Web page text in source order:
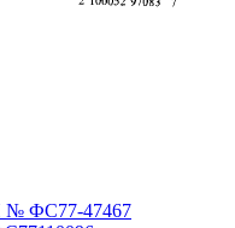
№ ФС77-47467